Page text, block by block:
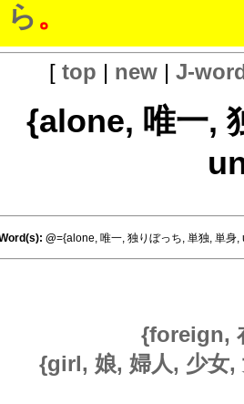
ら。
[ top | new| J-
{alone, 唯一,
@={alone, 唯一, 独りぼっち, 単独, 単
{foreign,
{girl, 娘, 婦人, 少女,